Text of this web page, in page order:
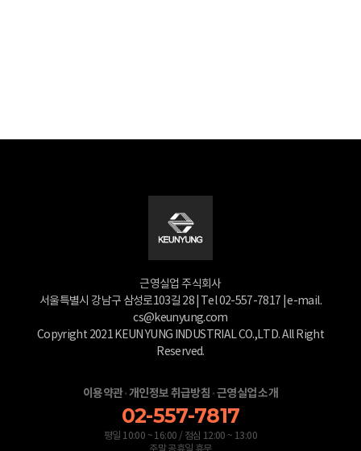
근영실업 주식회사
서울특별시 강남구 삼성로103길 28 | Tel 02-557-7817 | e-mail.
cs@keunyung.com
Copyright 2021 KEUN YUNG INDUSTRIAL CO.,LTD. All Right
Reserved.
이용약관·개인정보 취급방침 ·근영실업 소개
02-557-7817
평일 10:00 ~ 16:00 / 점심 12:00 ~ 13:00